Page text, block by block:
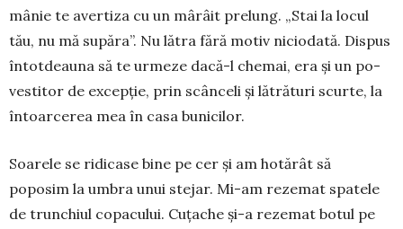
mânie te avertiza cu un mârâit prelung. „Stai la locul
tău, nu mă supăra”. Nu lătra fără motiv niciodată. Dis­pus
întotdeauna să te urmeze dacă-l chemai, era și un po­
vestitor de excepție, prin scân­celi și lătrături scurte, la
întoar­cerea mea în casa bunicilor.
Soarele se ridicase bine pe cer și am hotărât să
poposim la umbra unui stejar. Mi-am reze­mat spatele
de trunchiul copa­cului. Cuțache și-a rezemat bo­tul pe